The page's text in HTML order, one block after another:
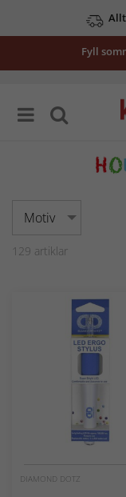
Fyll
Motiv
129 artiklar
DIAMOND DOTZ